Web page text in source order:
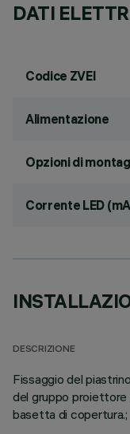
DATI
Codice ZVEI
Alimentazione
Opzioni di
Corrente LED
DESCRIZIONE
Fissaggio del
del gruppo proiettore
basetta di copertura.;